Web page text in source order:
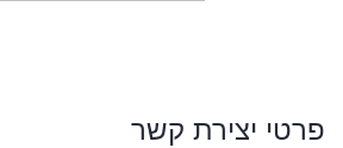
פרטי יצירת קשר